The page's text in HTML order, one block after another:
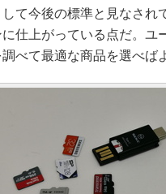
て今後の標準と見なされ
仕上がっている点だ。ユ
調べて最適な商品を選べば